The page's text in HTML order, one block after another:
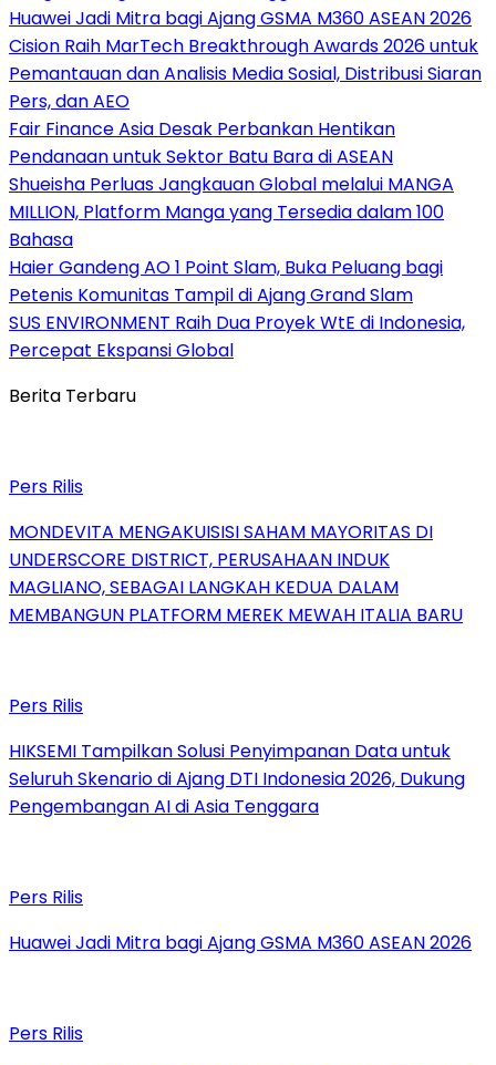
Huawei Jadi Mitra bagi Ajang GSMA M360 ASEAN 2026
Cision Raih MarTech Breakthrough Awards 2026 untuk
Pemantauan dan Analisis Media Sosial, Distribusi Siaran
Pers, dan AEO
Fair Finance Asia Desak Perbankan Hentikan
Pendanaan untuk Sektor Batu Bara di ASEAN
Shueisha Perluas Jangkauan Global melalui MANGA
MILLION, Platform Manga yang Tersedia dalam 100
Bahasa
Haier Gandeng AO 1 Point Slam, Buka Peluang bagi
Petenis Komunitas Tampil di Ajang Grand Slam
SUS ENVIRONMENT Raih Dua Proyek WtE di Indonesia,
Percepat Ekspansi Global
Berita Terbaru
Pers Rilis
MONDEVITA MENGAKUISISI SAHAM MAYORITAS DI
UNDERSCORE DISTRICT, PERUSAHAAN INDUK
MAGLIANO, SEBAGAI LANGKAH KEDUA DALAM
MEMBANGUN PLATFORM MEREK MEWAH ITALIA BARU
Pers Rilis
HIKSEMI Tampilkan Solusi Penyimpanan Data untuk
Seluruh Skenario di Ajang DTI Indonesia 2026, Dukung
Pengembangan AI di Asia Tenggara
Pers Rilis
Huawei Jadi Mitra bagi Ajang GSMA M360 ASEAN 2026
Pers Rilis